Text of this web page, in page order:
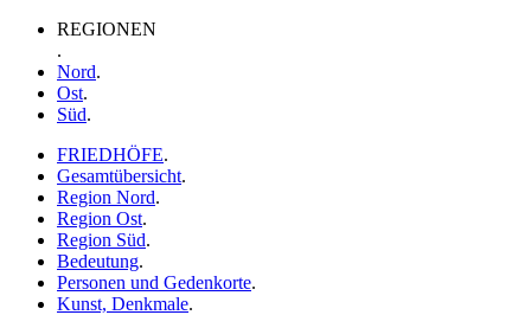
REGIONEN
.
Nord.
Ost.
Süd.
FRIEDHÖFE.
Gesamtübersicht.
Region Nord.
Region Ost.
Region Süd.
Bedeutung.
Personen und Gedenkorte.
Kunst, Denkmale.